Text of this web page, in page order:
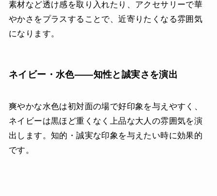
素材など透け感を取り入れたり、アクセサリーで華
やかさをプラスすることで、近寄りたくなる雰囲気
になります。
ネイビー・水色——知性と誠実さを演出
爽やかな水色は初対面の場で好印象を与えやすく、
ネイビーは黒ほど重くなく上品な大人の雰囲気を演
出します。知的・誠実な印象を与えたい時に効果的
です。